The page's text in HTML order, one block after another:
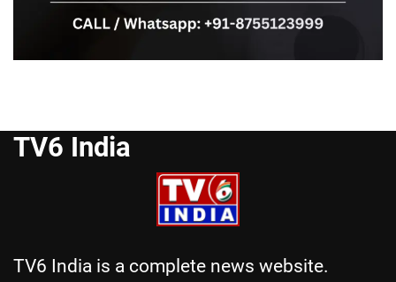
TV6 India
TV6 India is a complete news website.